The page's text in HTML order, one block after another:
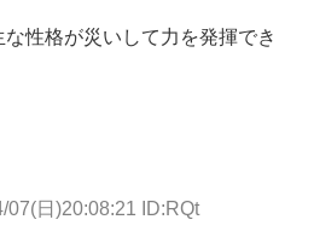
性格が災いして力を発揮でき
07(日)20:08:21 ID:RQt